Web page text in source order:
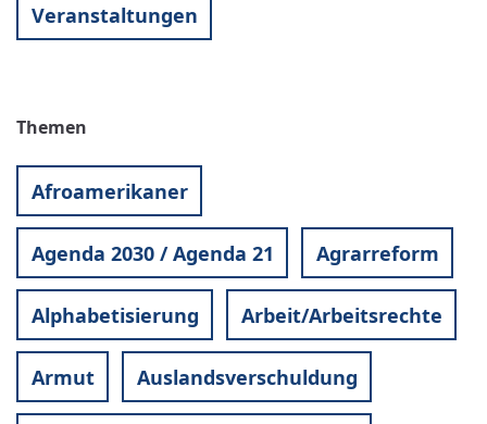
Veranstaltungen
Themen
Afroamerikaner
Agenda 2030 / Agenda 21 Agrarreform
Alphabetisierung Arbeit/Arbeitsrechte
Armut Auslandsverschuldung